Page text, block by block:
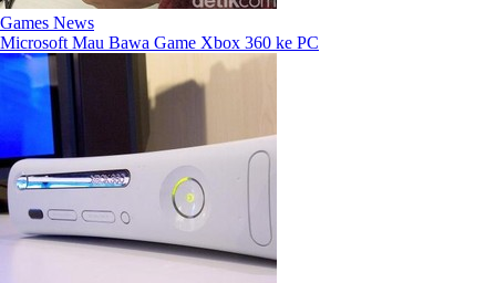
Games News
Microsoft Mau Bawa Game Xbox 360 ke PC